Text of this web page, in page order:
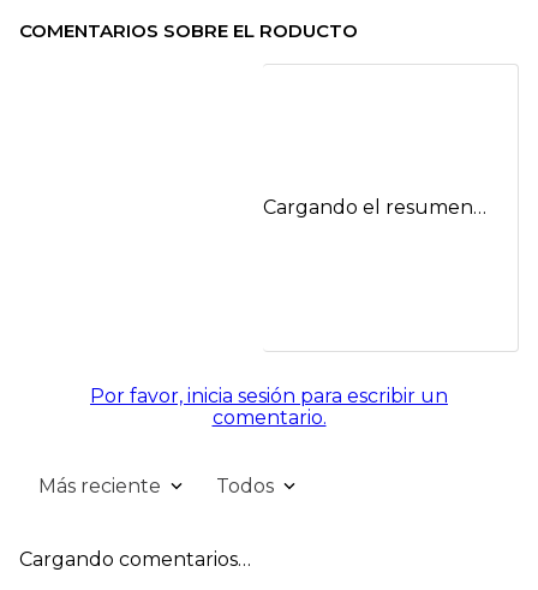
COMENTARIOS SOBRE EL RODUCTO
Cargando el resumen…
Por favor, inicia sesión para escribir un
comentario.
Más reciente Todos
Cargando comentarios…